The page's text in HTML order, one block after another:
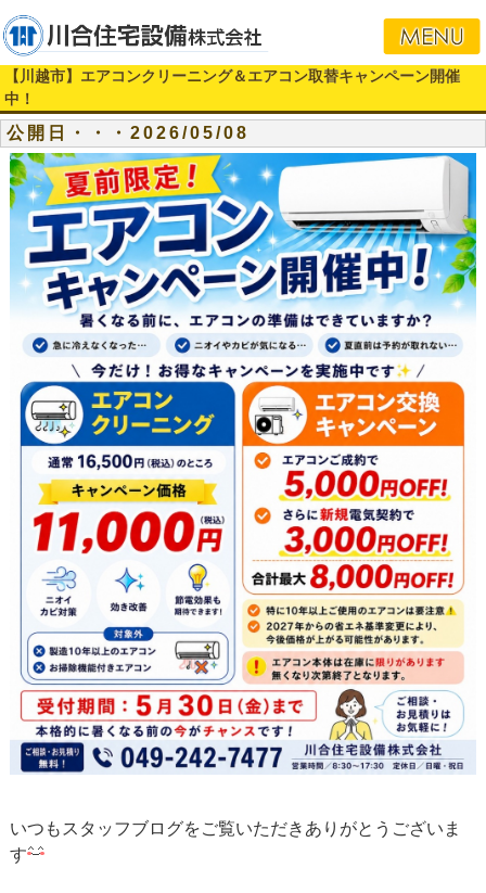
【川越市】エアコンクリーニング＆エアコン取替キャンペーン開催
中！
公開日・・・2026/05/08
いつもスタッフブログをご覧いただきありがとうございま
す